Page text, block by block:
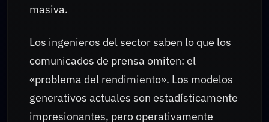
masiva.
Los ingenieros del sector saben lo que los
comunicados de prensa omiten: el
«problema del rendimiento». Los modelos
generativos actuales son estadísticamente
impresionantes, pero operativamente